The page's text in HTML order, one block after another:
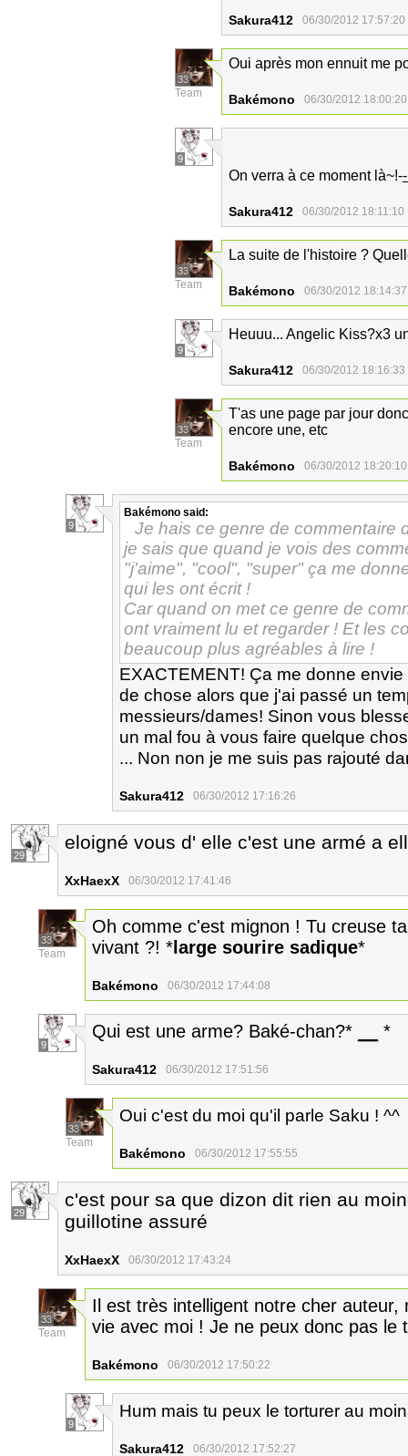
Sakura412 06/30/2012 17:57:20
33
Team
Oui après mon ennuit me
Bakémono 06/30/2012 18:00:20
9
On verra à ce moment là~!-
Sakura412 06/30/2012 18:11:10
33
Team
La suite de l'histoire ?
Bakémono 06/30/2012 18:14:37
9
Heuuu... Angelic Kiss?x3
Sakura412 06/30/2012 18:16:33
33
Team
T'as une page par jour
encore une, etc
Bakémono 06/30/2012 18:20:10
9
Bakémono said:
Je hais ce genre de commentaire
je sais que quand je vois des
"j'aime", "cool", "super" ça me
qui les ont écrit !
Car quand on met ce genre de
ont vraiment lu et regarder ! Et les
beaucoup plus agréables à lire !
EXACTEMENT! Ça me donne
de chose alors que j'ai passé un
messieurs/dames! Sinon vous
un mal fou à vous faire quelque
... Non non je me suis pas rajouté
Sakura412 06/30/2012 17:16:26
29
eloigné vous d' elle c'est une armé a
XxHaexX 06/30/2012 17:41:46
33
Team
Oh comme c'est mignon ! Tu creuse
vivant ?! * large sourire sadique*
Bakémono 06/30/2012 17:44:08
9
Qui est une arme? Baké-chan?* *
Sakura412 06/30/2012 17:51:56
33
Team
Oui c'est du moi qu'il parle Saku ! ^^
Bakémono 06/30/2012 17:55:55
29
c'est pour sa que dizon dit rien au
guillotine assuré
XxHaexX 06/30/2012 17:43:24
33
Team
Il est très intelligent notre cher
vie avec moi ! Je ne peux donc pas le
Bakémono 06/30/2012 17:50:22
9
Hum mais tu peux le torturer au
Sakura412 06/30/2012 17:52:27